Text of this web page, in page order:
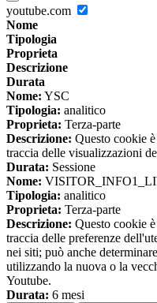
youtube.com
Nome
Tipologia
Proprieta
Descrizione
Durata
Nome: YSC
Tipologia: analitico
Proprieta: Terza-parte
Descrizione: Questo cookie
traccia delle visualizzazioni
Durata: Sessione
Nome:
Tipologia: analitico
Proprieta: Terza-parte
Descrizione: Questo cookie
traccia delle preferenze
nei siti; può anche
utilizzando la nuova o la
Youtube.
Durata: 6 mesi